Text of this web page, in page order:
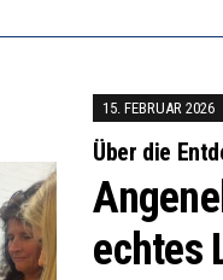
15. FEBRUAR 2026
Über die
echtes